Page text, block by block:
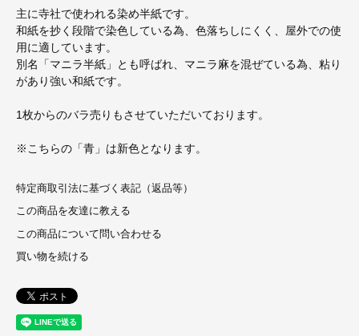
主に寺社で使われる染め半紙です。
和紙を抄く段階で染色している為、色落ちしにくく、屋外での使
用に適しています。
別名「マニラ半紙」とも呼ばれ、マニラ麻を混ぜている為、粘り
があり強い和紙です。
1枚からのバラ売りもさせていただいております。
※こちらの「青」は新色となります。
特定商取引法に基づく表記（返品等）
この商品を友達に教える
この商品について問い合わせる
買い物を続ける